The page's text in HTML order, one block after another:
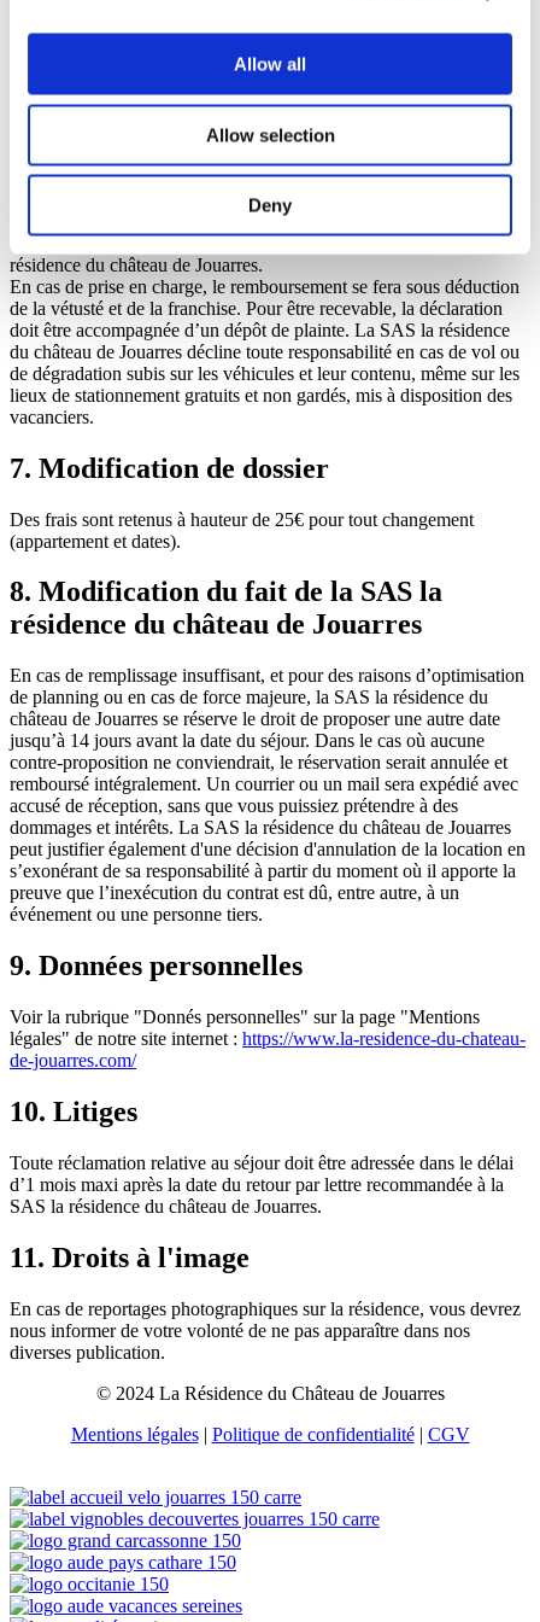
Allow all
Allow selection
Deny
Elle sera rajoutée sur votre facture de séjour, sauf cas particuliers.
Elle ne concerne que les personnes âgées de 18 ans et plus.
Il n’y a pas d’assurance individuelle incluse dans nos tarifs. La
garantie vol ne joue que dans certains cas d’effraction dans les
bâtiments et dans les limites fixées par l’assureur de la SAS la
résidence du château de Jouarres.
En cas de prise en charge, le remboursement se fera sous déduction
de la vétusté et de la franchise. Pour être recevable, la déclaration
doit être accompagnée d’un dépôt de plainte. La SAS la résidence
du château de Jouarres décline toute responsabilité en cas de vol ou
de dégradation subis sur les véhicules et leur contenu, même sur les
lieux de stationnement gratuits et non gardés, mis à disposition des
vacanciers.
7. Modification de dossier
Des frais sont retenus à hauteur de 25€ pour tout changement
(appartement et dates).
8. Modification du fait de la SAS la
résidence du château de Jouarres
En cas de remplissage insuffisant, et pour des raisons d’optimisation
de planning ou en cas de force majeure, la SAS la résidence du
château de Jouarres se réserve le droit de proposer une autre date
jusqu’à 14 jours avant la date du séjour. Dans le cas où aucune
contre-proposition ne conviendrait, le réservation serait annulée et
remboursé intégralement. Un courrier ou un mail sera expédié avec
accusé de réception, sans que vous puissiez prétendre à des
dommages et intérêts. La SAS la résidence du château de Jouarres
peut justifier également d'une décision d'annulation de la location en
s’exonérant de sa responsabilité à partir du moment où il apporte la
preuve que l’inexécution du contrat est dû, entre autre, à un
événement ou une personne tiers.
9. Données personnelles
Voir la rubrique "Donnés personnelles" sur la page "Mentions
légales" de notre site internet : https://www.la-residence-du-chateau-
de-jouarres.com/
10. Litiges
Toute réclamation relative au séjour doit être adressée dans le délai
d’1 mois maxi après la date du retour par lettre recommandée à la
SAS la résidence du château de Jouarres.
11. Droits à l'image
En cas de reportages photographiques sur la résidence, vous devrez
nous informer de votre volonté de ne pas apparaître dans nos
diverses publication.
© 2024 La Résidence du Château de Jouarres
Mentions légales| Politique de confidentialité| CGV